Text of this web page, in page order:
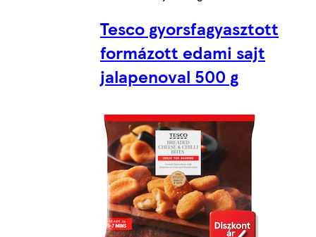
Tesco gyorsfagyasztott
formázott edami sajt
jalapenoval 500 g